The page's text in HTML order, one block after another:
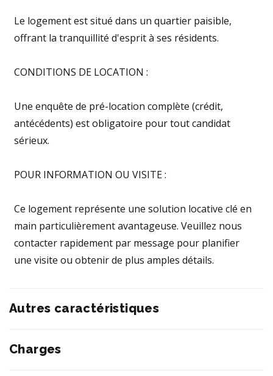
Le logement est situé dans un quartier paisible,
offrant la tranquillité d'esprit à ses résidents.
CONDITIONS DE LOCATION :
Une enquête de pré-location complète (crédit,
antécédents) est obligatoire pour tout candidat
sérieux.
POUR INFORMATION OU VISITE :
Ce logement représente une solution locative clé en
main particulièrement avantageuse. Veuillez nous
contacter rapidement par message pour planifier
une visite ou obtenir de plus amples détails.
Autres caractéristiques
Charges